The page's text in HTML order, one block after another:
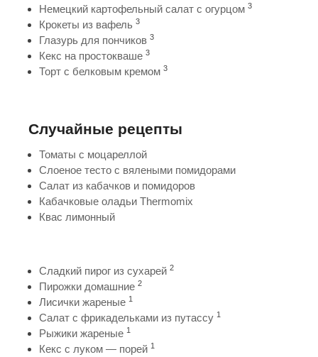
Немецкий картофельный салат с огурцом 3
Крокеты из вафель 3
Глазурь для пончиков 3
Кекс на простокваше 3
Торт с белковым кремом 3
Случайные рецепты
Томаты с моцареллой
Слоеное тесто с вялеными помидорами
Салат из кабачков и помидоров
Кабачковые оладьи Thermomix
Квас лимонный
Сладкий пирог из сухарей 2
Пирожки домашние 2
Лисички жареные 1
Салат с фрикадельками из путассу 1
Рыжики жареные 1
Кекс с луком — порей 1